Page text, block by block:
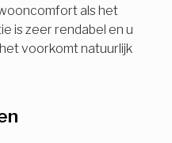
als het
is zeer rendabel en u
voorkomt natuurlijk